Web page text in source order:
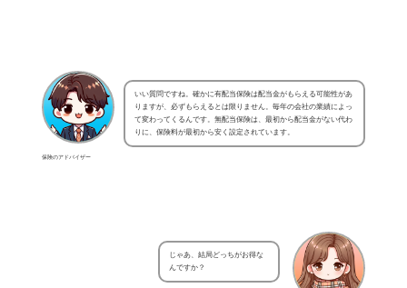
保険のアドバイザー
いい質問ですね。確かに有配当保険は配当金がもらえる可能性があ
りますが、必ずもらえるとは限りません。毎年の会社の業績によっ
て変わってくるんです。無配当保険は、最初から配当金がない代わ
りに、保険料が最初から安く設定されています。
じゃあ、結局どっちがお得な
んですか？